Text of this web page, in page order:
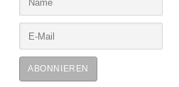
ABONNIEREN